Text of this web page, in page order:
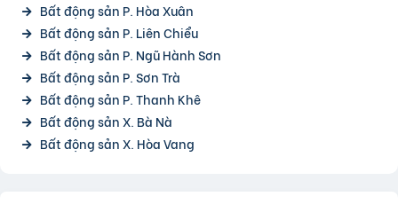
Bất động sản P. Hòa Xuân
Bất động sản P. Liên Chiểu
Bất động sản P. Ngũ Hành Sơn
Bất động sản P. Sơn Trà
Bất động sản P. Thanh Khê
Bất động sản X. Bà Nà
Bất động sản X. Hòa Vang